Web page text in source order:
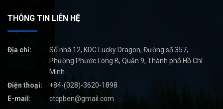
THÔNG TIN LIÊN HỆ
Địa chỉ:
Số nhà 12, KDC Lucky Dragon, Đường số 357,
Phường Phước Long B, Quận 9, Thành phố Hồ Chí
Minh
Điện thoại:
+84-(028)-3620-1898
E-mail:
ctcpben@gmail.com